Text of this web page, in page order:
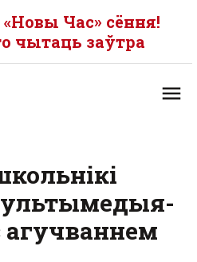
Час» сёння!
чытаць заўтра
агучваннем